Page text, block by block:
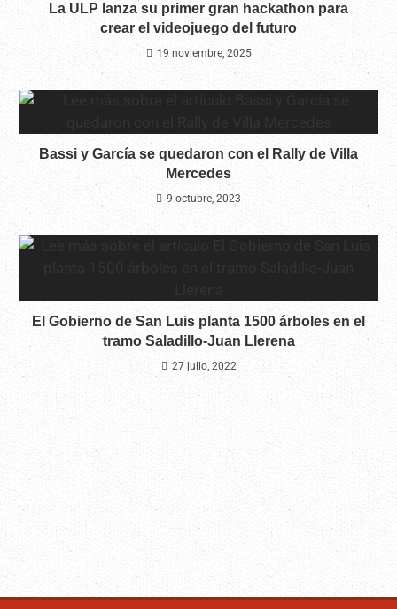
La ULP lanza su primer gran hackathon para
crear el videojuego del futuro
19 noviembre, 2025
Bassi y García se quedaron con el Rally de Villa
Mercedes
9 octubre, 2023
El Gobierno de San Luis planta 1500 árboles en el
tramo Saladillo-Juan Llerena
27 julio, 2022